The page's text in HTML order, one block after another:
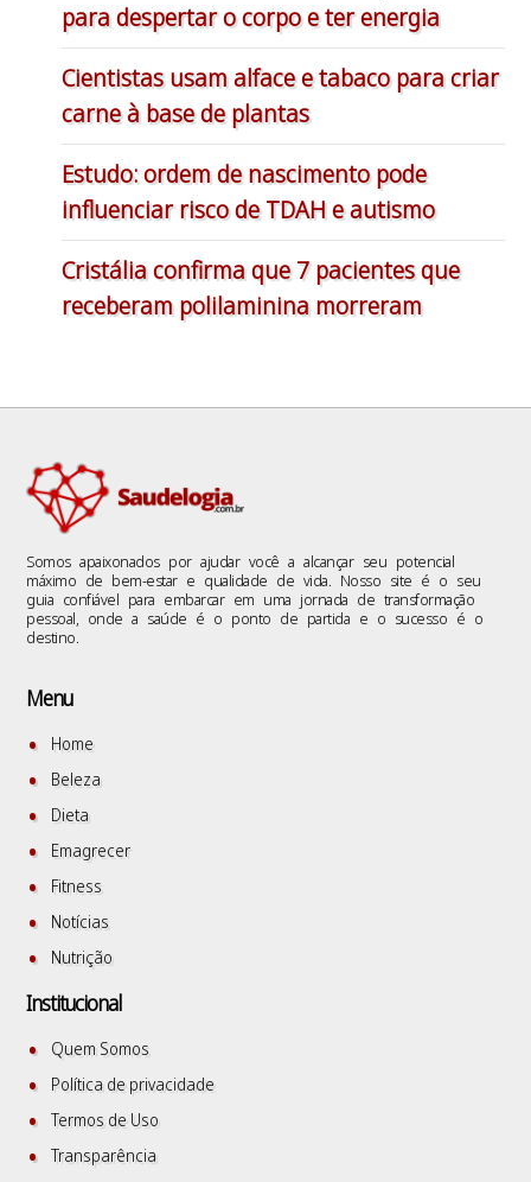
para despertar o corpo e ter energia
Cientistas usam alface e tabaco para criar
carne à base de plantas
Estudo: ordem de nascimento pode
influenciar risco de TDAH e autismo
Cristália confirma que 7 pacientes que
receberam polilaminina morreram
Somos apaixonados por ajudar você a alcançar seu potencial
máximo de bem-estar e qualidade de vida. Nosso site é o seu
guia confiável para embarcar em uma jornada de transformação
pessoal, onde a saúde é o ponto de partida e o sucesso é o
destino.
Menu
Home
Beleza
Dieta
Emagrecer
Fitness
Notícias
Nutrição
Institucional
Quem Somos
Política de privacidade
Termos de Uso
Transparência